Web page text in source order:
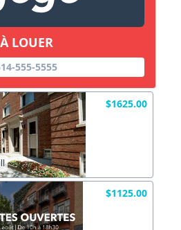
À LOUER
555-5555
$1625.00
$1125.00
X Fermer
(sera inclus dans courriel)
X Fermer